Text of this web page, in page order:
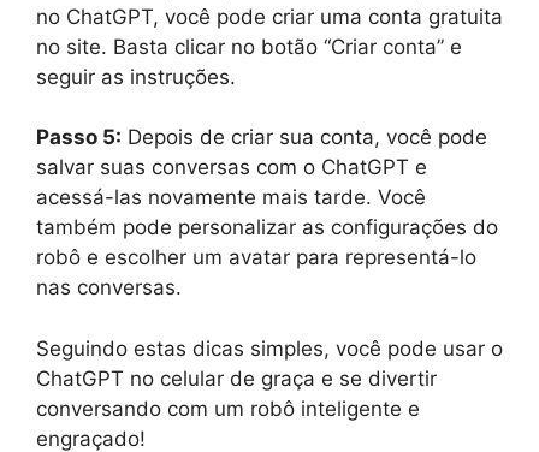
no ChatGPT, você pode criar uma conta gratuita
no site. Basta clicar no botão “Criar conta” e
seguir as instruções.
Passo 5: Depois de criar sua conta, você pode
salvar suas conversas com o ChatGPT e
acessá-las novamente mais tarde. Você
também pode personalizar as configurações do
robô e escolher um avatar para representá-lo
nas conversas.
Seguindo estas dicas simples, você pode usar o
ChatGPT no celular de graça e se divertir
conversando com um robô inteligente e
engraçado!